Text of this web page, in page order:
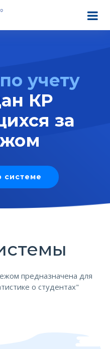
по учету
КР
за
системе
предназначена для
о cтудентах"